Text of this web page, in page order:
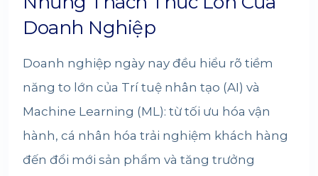
Doanh Nghiệp
Doanh nghiệp ngày nay đều hiểu rõ tiềm
năng to lớn của Trí tuệ nhân tạo (AI) và
Machine Learning (ML): từ tối ưu hóa vận
hành, cá nhân hóa trải nghiệm khách hàng
đến đổi mới sản phẩm và tăng trưởng